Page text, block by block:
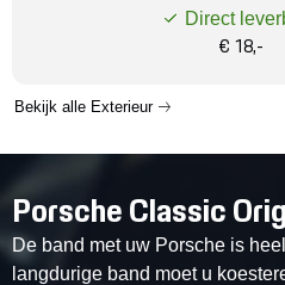
Direct
€ 18,-
Bekijk alle Exterieur
Porsche Classic
De band met uw Porsche is
langdurige band moet u